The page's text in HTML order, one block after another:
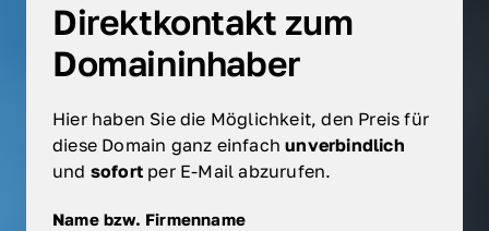
Direktkontakt zum
Domaininhaber
Hier haben Sie die Möglichkeit, den Preis für
diese Domain ganz einfach
und sofort per E-Mail abzurufen.
Name bzw. Firmenname
Name bzw. Firmenname